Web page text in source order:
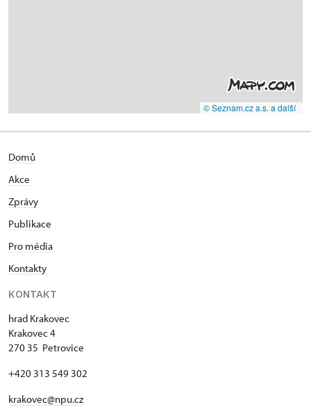
© Seznam.cz a.s. a další
Domů
Akce
Zprávy
Publikace
Pro média
Kontakty
KONTAKT
hrad Krakovec
Krakovec 4
270 35 Petrovice
+420 313 549 302
krakovec@npu.cz